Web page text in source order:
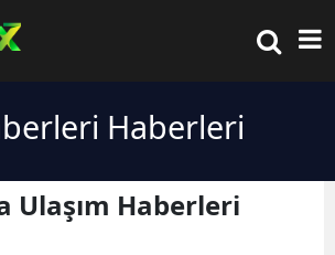
Haberleri
Ulaşım Haberleri